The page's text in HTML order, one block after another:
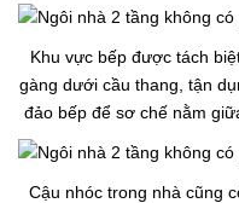
Khu vực bếp được tách
gàng dưới cầu thang, tận
đảo bếp để sơ chế nằm
Cậu nhóc trong nhà cũng